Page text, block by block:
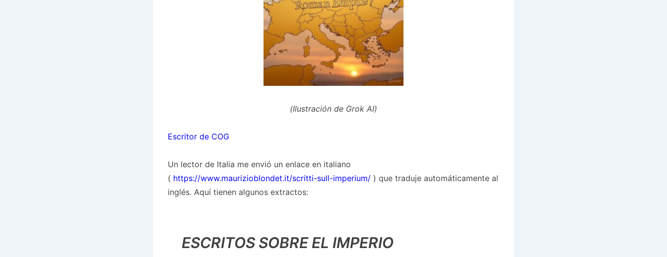
(Ilustración de Grok AI)
Escritor de COG
Un lector de Italia me envió un enlace en italiano
( https://www.maurizioblondet.it/scritti-sull-imperium/) que traduje automáticamente al
inglés. Aquí tienen algunos extractos:
ESCRITOS SOBRE EL IMPERIO